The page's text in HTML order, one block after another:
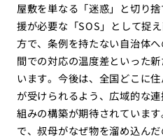
屋敷を単なる「迷惑」と切り
援が必要な「SOS」として捉
方で、条例を持たない自治体
間での対応の温度差といった
います。今後は、全国どこに
が受けられるよう、広域的な
組みの構築が期待されていま
で、叔母がなぜ物を溜め込ん